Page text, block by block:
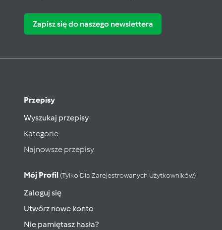
Zapisz się do naszego newslettera
Przepisy
Wyszukaj przepisy
Kategorie
Najnowsze przepisy
Mój Profil (tylko Dla Zarejestrowanych Użytkowników)
Zaloguj się
Utwórz nowe konto
Nie pamiętasz hasła?